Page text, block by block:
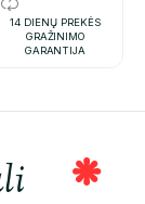
14 DIENŲ PREKĖS
GRAŽINIMO
GARANTIJA